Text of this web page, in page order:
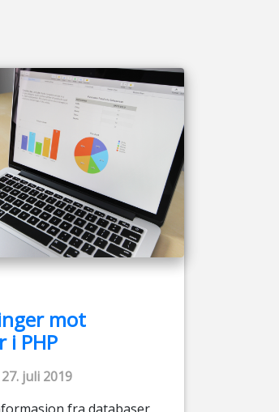
mot
i PHP
juli 2019
fra databaser